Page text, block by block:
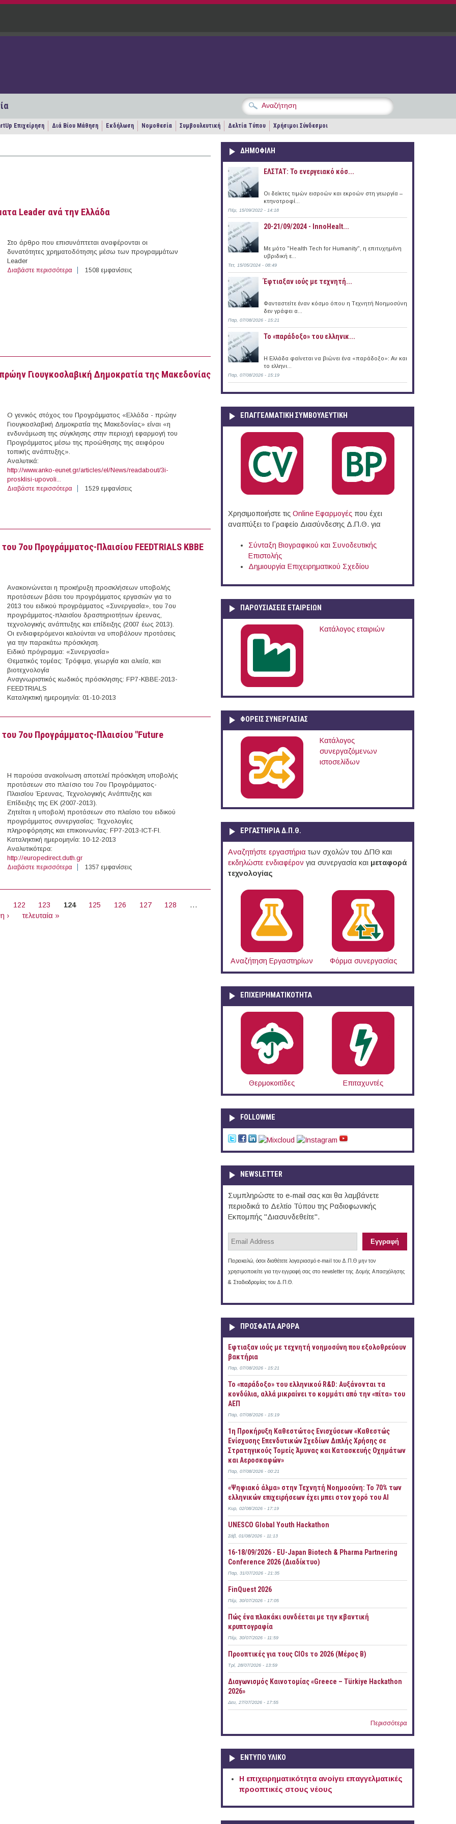
Επιχείρηση Διά Βίου Μάθηση Εκδήλωση Νομοθεσία Συμβουλευτική Δελτία Τύπου Χρήσιμοι Σύνδεσμοι
Leader ανά την Ελλάδα
Στο άρθρο που επισυνάπτεται αναφέρονται οι
δυνατότητες χρηματοδότησης μέσω των προγραμμάτων
Leader
Διαβάστε περισσότερα για Ενεργές προσκλήσεις από τα τοπικά προγράμματα Leader ανά την Ελλάδα
1508 εμφανίσεις
Γιουγκοσλαβική Δημοκρατία της Μακεδονίας
Ο γενικός στόχος του Προγράμματος «Ελλάδα - πρώην
Γιουγκοσλαβική Δημοκρατία της Μακεδονίας» είναι «η
ενδυνάμωση της σύγκλησης στην περιοχή εφαρμογή του
Προγράμματος μέσω της προώθησης της αειφόρου
τοπικής ανάπτυξης».
Αναλυτικά:
http://www.anko-eunet.gr/articles/el/News/readabout/3i-
prosklisi-upovoli...
Διαβάστε περισσότερα για 3η πρόσκληση υποβολής προτάσεων «Ελλάδα-πρώην Γιουγκοσλαβική Δημοκρατία της Μακεδονίας 2007-2013»
1529 εμφανίσεις
7ου Προγράμματος-Πλαισίου FEEDTRIALS KBBE
Ανακοινώνεται η προκήρυξη προσκλήσεων υποβολής
προτάσεων βάσει του προγράμματος εργασιών για το
2013 του ειδικού προγράμματος «Συνεργασία», του 7ου
προγράμματος-πλαισίου δραστηριοτήτων έρευνας,
τεχνολογικής ανάπτυξης και επίδειξης (2007 έως 2013).
Οι ενδιαφερόμενοι καλούνται να υποβάλουν προτάσεις
για την παρακάτω πρόσκληση.
Ειδικό πρόγραμμα: «Συνεργασία»
Θεματικός τομέας: Τρόφιμα, γεωργία και αλιεία, και
βιοτεχνολογία
Αναγνωριστικός κωδικός πρόσκλησης: FP7-KBBE-2013-
FEEDTRIALS
Καταληκτική ημερομηνία: 01-10-2013
του 7ου Προγράμματος-Πλαισίου FEEDTRIALS KBBE 2013
7ου Προγράμματος-Πλαισίου "Future
Η παρούσα ανακοίνωση αποτελεί πρόσκληση υποβολής
προτάσεων στο πλαíσιο του 7ου Προγράμματος-
Πλαισίου Έρευνας, Τεχνολογικής Ανάπτυξης και
Επίδειξης της ΕΚ (2007-2013).
Ζητείται η υποβολή προτάσεων στο πλαίσιο του ειδικού
προγράμματος συνεργασίας: Τεχνολογίες
πληροφόρησης και επικοινωνίας: FP7-2013-ICT-FI.
Καταληκτική ημερομηνία: 10-12-2013
Aναλυτικότερα:
http://europedirect.duth.gr
Διαβάστε περισσότερα για Πρόσκληση Υποβολής Προτάσεων στο πλαίσιο του 7ου Προγράμματος-Πλαισίου "Future Internet"-2013
1357 εμφανίσεις
122 123 124 125 126 127 128
…
›
τελευταία »
ΔΗΜΟΦΙΛΗ
ΕΛΣΤΑΤ: Το ενεργειακό κόσ...
Οι δείκτες τιμών εισροών και εκροών στη γεωργία –
κτηνοτροφί...
Πέμ, 15/09/2022 - 14:18
20-21/09/2024 - InnoHealt...
Με μότο "Health Tech for Humanity", η επιτυχημένη
υβριδική ε...
Τετ, 15/05/2024 - 08:49
Έφτιαξαν ιούς με τεχνητή...
Φανταστείτε έναν κόσμο όπου η Tεχνητή Nοημοσύνη
δεν γράφει α...
Παρ, 07/08/2026 - 15:21
Το «παράδοξο» του ελληνικ...
Η Ελλάδα φαίνεται να βιώνει ένα «παράδοξο»: Αν και
το ελληνι...
Παρ, 07/08/2026 - 15:19
ΕΠΑΓΓΕΛΜΑΤΙΚΉ ΣΥΜΒΟΥΛΕΥΤΙΚΉ
Χρησιμοποιήστε τις Online Eφαρμογές που έχει
αναπτύξει το Γραφείο Διασύνδεσης Δ.Π.Θ. για
Σύνταξη Βιογραφικού και Συνοδευτικής
Επιστολής
Δημιουργία Επιχειρηματικού Σχεδίου
ΠΑΡΟΥΣΙΆΣΕΙΣ ΕΤΑΙΡΕΙΏΝ
Κατάλογος εταιριών
ΦΟΡΕΙΣ ΣΥΝΕΡΓΑΣΙΑΣ
Κατάλογος
συνεργαζόμενων
ιστοσελίδων
ΕΡΓΑΣΤΗΡΙΑ Δ.Π.Θ.
Αναζητήστε εργαστήρια των σχολών του ΔΠΘ και
εκδηλώστε ενδιαφέρον για συνεργασία και μεταφορά
τεχνολογίας
Αναζήτηση Εργαστηρίων Φόρμα συνεργασίας
ΕΠΙΧΕΙΡΗΜΑΤΙΚΟΤΗΤΑ
Θερμοκοιτίδες Επιταχυντές
FOLLOWME
NEWSLETTER
Συμπληρώστε το e-mail σας και θα λαμβάνετε
περιοδικά το Δελτίο Τύπου της Ραδιοφωνικής
Εκπομπής "Διασυνδεθείτε".
Παρακαλώ, όσοι διαθέτετε λογαριασμό e-mail του Δ.Π.Θ μην τον
χρησιμοποιείτε για την εγγραφή σας στο newsletter της Δομής Απασχόλησης
& Σταδιοδρομίας του Δ.Π.Θ.
ΠΡOΣΦΑΤΑ AΡΘΡΑ
Έφτιαξαν ιούς με τεχνητή νοημοσύνη που εξολοθρεύουν
βακτήρια
Παρ, 07/08/2026 - 15:21
Το «παράδοξο» του ελληνικού R&D: Αυξάνονται τα
κονδύλια, αλλά μικραίνει το κομμάτι από την «πίτα» του
ΑΕΠ
Παρ, 07/08/2026 - 15:19
1η Προκήρυξη Καθεστώτος Ενισχύσεων «Καθεστώς
Ενίσχυσης Επενδυτικών Σχεδίων Διπλής Χρήσης σε
Στρατηγικούς Τομείς Άμυνας και Κατασκευής Οχημάτων
και Αεροσκαφών»
Παρ, 07/08/2026 - 00:21
«Ψηφιακό άλμα» στην Τεχνητή Νοημοσύνη: Το 70% των
ελληνικών επιχειρήσεων έχει μπει στον χορό του AI
Κυρ, 02/08/2026 - 17:19
UNESCO Global Youth Hackathon
Σάβ, 01/08/2026 - 11:13
16-18/09/2026 - EU-Japan Biotech & Pharma Partnering
Conference 2026 (Διαδίκτυο)
Παρ, 31/07/2026 - 21:35
FinQuest 2026
Πέμ, 30/07/2026 - 17:05
Πώς ένα πλακάκι συνδέεται με την κβαντική
κρυπτογραφία
Πέμ, 30/07/2026 - 11:59
Προοπτικές για τους CIOs το 2026 (Μέρος Β)
Τρί, 28/07/2026 - 13:59
Διαγωνισμός Καινοτομίας «Greece – Türkiye Hackathon
2026»
Δευ, 27/07/2026 - 17:55
Περισσότερα
ΕΝΤΥΠΟ ΥΛΙΚΟ
Η επιχειρηματικότητα ανοίγει επαγγελματικές
προοπτικές στους νέους